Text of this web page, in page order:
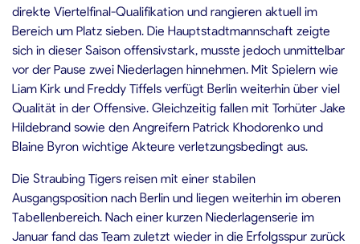
direkte Viertelfinal-Qualifikation und rangieren aktuell im
Bereich um Platz sieben. Die Hauptstadtmannschaft zeigte
sich in dieser Saison offensivstark, musste jedoch unmittelbar
vor der Pause zwei Niederlagen hinnehmen. Mit Spielern wie
Liam Kirk und Freddy Tiffels verfügt Berlin weiterhin über viel
Qualität in der Offensive. Gleichzeitig fallen mit Torhüter Jake
Hildebrand sowie den Angreifern Patrick Khodorenko und
Blaine Byron wichtige Akteure verletzungsbedingt aus.
Die Straubing Tigers reisen mit einer stabilen
Ausgangsposition nach Berlin und liegen weiterhin im oberen
Tabellenbereich. Nach einer kurzen Niederlagenserie im
Januar fand das Team zuletzt wieder in die Erfolgsspur zurück